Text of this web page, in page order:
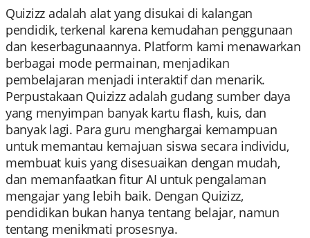
Quizizz adalah alat yang disukai di kalangan
pendidik, terkenal karena kemudahan penggunaan
dan keserbagunaannya. Platform kami menawarkan
berbagai mode permainan, menjadikan
pembelajaran menjadi interaktif dan menarik.
Perpustakaan Quizizz adalah gudang sumber daya
yang menyimpan banyak kartu flash, kuis, dan
banyak lagi. Para guru menghargai kemampuan
untuk memantau kemajuan siswa secara individu,
membuat kuis yang disesuaikan dengan mudah,
dan memanfaatkan fitur AI untuk pengalaman
mengajar yang lebih baik. Dengan Quizizz,
pendidikan bukan hanya tentang belajar, namun
tentang menikmati prosesnya.